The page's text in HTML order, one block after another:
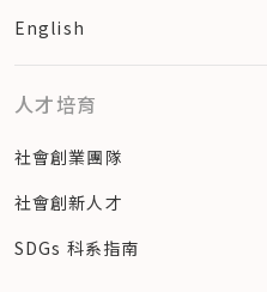
English
人才培育
社會創業團隊
社會創新人才
SDGs 科系指南